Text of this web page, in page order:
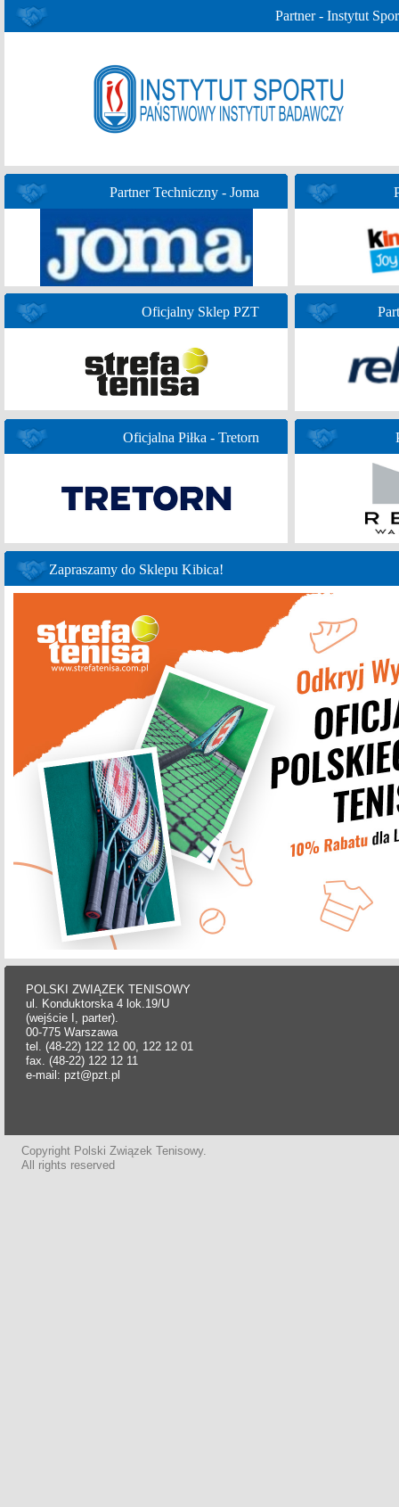
Partner - Instytut
Partner Techniczny - Joma
Oficjalny Sklep PZT
Oficjalna Piłka - Tretorn
Zapraszamy do Sklepu Kibica!
POLSKI ZWIĄZEK TENISOWY
ul. Konduktorska 4 lok.19/U
(wejście I, parter).
00-775 Warszawa
tel. (48-22) 122 12 00, 122 12 01
fax. (48-22) 122 12 11
e-mail: pzt@pzt.pl
Copyright Polski Związek Tenisowy.
All rights reserved